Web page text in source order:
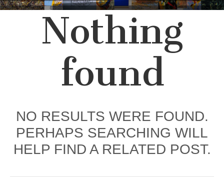
Nothing
found
NO RESULTS WERE FOUND.
PERHAPS SEARCHING WILL
HELP FIND A RELATED POST.